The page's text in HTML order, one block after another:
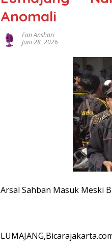
Anomali
Fan Anshari
Juni 28, 2026
Arsal Sahban Masuk Meski